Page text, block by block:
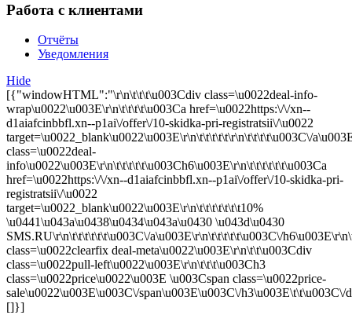
Работа с клиентами
Отчёты
Уведомления
Hide
[{"windowHTML":"\r\n\t\t\t\u003Cdiv class=\u0022deal-info-
wrap\u0022\u003E\r\n\t\t\t\t\u003Ca href=\u0022https:\/\/xn--
d1aiafcinbbfl.xn--p1ai\/offer\/10-skidka-pri-registratsii\/\u0022
target=\u0022_blank\u0022\u003E\r\n\t\t\t\t\t\r\n\t\t\t\t\u003C\/
class=\u0022deal-
info\u0022\u003E\r\n\t\t\t\t\t\u003Ch6\u003E\r\n\t\t\t\t\t\t\u003Ca
href=\u0022https:\/\/xn--d1aiafcinbbfl.xn--p1ai\/offer\/10-skidka-pri-
registratsii\/\u0022
target=\u0022_blank\u0022\u003E\r\n\t\t\t\t\t\t\t10%
\u0441\u043a\u0438\u0434\u043a\u0430 \u043d\u0430
SMS.RU\r\n\t\t\t\t\t\t\u003C\/a\u003E\r\n\t\t\t\t\t\u003C\/
class=\u0022clearfix deal-meta\u0022\u003E\r\n\t\t\u003Cdiv
class=\u0022pull-left\u0022\u003E\r\n\t\t\t\u003Ch3
class=\u0022price\u0022\u003E \u003Cspan class=\u0022price-
sale\u0022\u003E\u003C\/span\u003E\u003C\/
[]}]